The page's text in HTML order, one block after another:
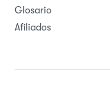
Glosario
Afiliados